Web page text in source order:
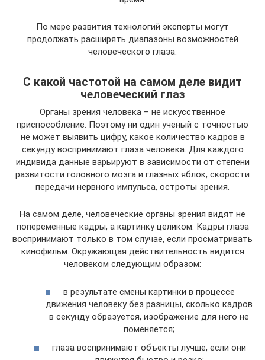
По мере развития технологий эксперты могут
продолжать расширять диапазоны возможностей
человеческого глаза.
С какой частотой на самом деле видит
человеческий глаз
Органы зрения человека – не искусственное
приспособление. Поэтому ни один ученый с точностью
не может выявить цифру, какое количество кадров в
секунду воспринимают глаза человека. Для каждого
индивида данные варьируют в зависимости от степени
развитости головного мозга и глазных яблок, скорости
передачи нервного импульса, остроты зрения.
На самом деле, человеческие органы зрения видят не
попеременные кадры, а картинку целиком. Кадры глаза
воспринимают только в том случае, если просматривать
кинофильм. Окружающая действительность видится
человеком следующим образом:
в результате смены картинки в процессе
движения человеку без разницы, сколько кадров
в секунду образуется, изображение для него не
поменяется;
глаза воспринимают объекты лучше, если они